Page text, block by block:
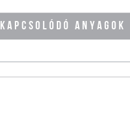
KAPCSOLÓDÓ ANYAGOK